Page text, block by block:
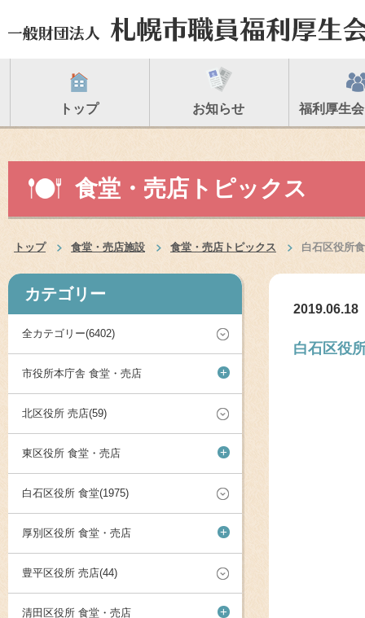
トップ お知らせ 福利厚生
食堂・売店トピックス
トップ 食堂・売店施設 食堂・売店トピックス 白石区役所
カテゴリー
全カテゴリー(6402)
市役所本庁舎 食堂・売店 +
北区役所 売店(59)
東区役所 食堂・売店 +
白石区役所 食堂(1975)
厚別区役所 食堂・売店 +
豊平区役所 売店(44)
清田区役所 食堂・売店 +
2019.06.18
白石区役